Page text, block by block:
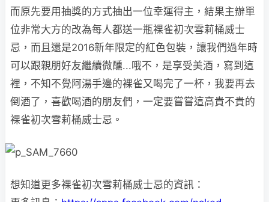
而原先要用抽獎的方式抽出一位幸運得主，結果主辦單
位非常大方的改為每人都送一瓶裸雀初次雪莉桶威士
忌，而且還是2016新年限定的紅色包裝，讓我們過年時
可以跟親朋好友繼續微醺...哦不，是享受美酒，寫到這
裡，不知不覺阿湯手邊的裸雀又喝完了一杯，我要再去
倒酒了，喜歡喝酒的朋友們，一定要嘗嘗這高貴不貴的
裸雀初次雪莉桶威士忌。
想知道更多裸雀初次雪莉桶威士忌的資訊：